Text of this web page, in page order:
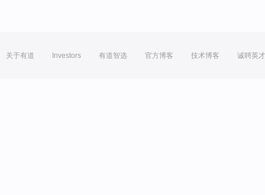
关于有道 Investors 有道智选 官方博客 技术博客 诚聘英才